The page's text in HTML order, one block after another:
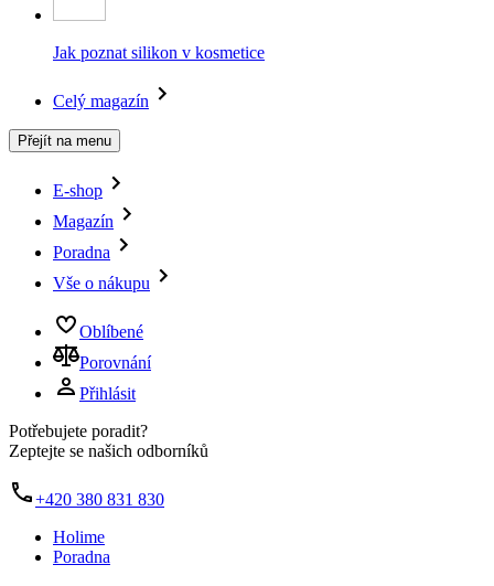
Jak poznat silikon v kosmetice
Celý magazín
Přejít na menu
E-shop
Magazín
Poradna
Vše o nákupu
Oblíbené
Porovnání
Přihlásit
Potřebujete poradit?
Zeptejte se našich odborníků
+420 380 831 830
Holime
Poradna